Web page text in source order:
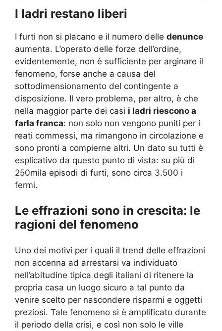
I ladri restano liberi
I furti non si placano e il numero delle denunce
aumenta. L’operato delle forze dell’ordine,
evidentemente, non è sufficiente per arginare il
fenomeno, forse anche a causa del
sottodimensionamento del contingente a
disposizione. Il vero problema, per altro, è che
nella maggior parte dei casi i ladri riescono a
farla franca: non solo non vengono puniti per i
reati commessi, ma rimangono in circolazione e
sono pronti a compierne altri. Un dato su tutti è
esplicativo da questo punto di vista: su più di
250mila episodi di furti, sono circa 3.500 i
fermi.
Le effrazioni sono in crescita: le
ragioni del fenomeno
Uno dei motivi per i quali il trend delle effrazioni
non accenna ad arrestarsi va individuato
nell’abitudine tipica degli italiani di ritenere la
propria casa un luogo sicuro a tal punto da
venire scelto per nascondere risparmi e oggetti
preziosi. Tale fenomeno si è amplificato durante
il periodo della crisi, e così non solo le ville